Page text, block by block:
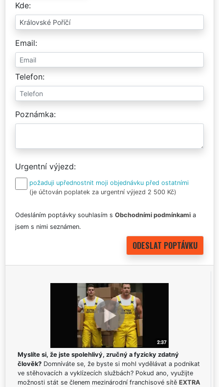
Kde
Email
Telefon
Poznámka
Urgentní výjezd
požaduji upřednostnit moji objednávku před ostatními
(je účtován poplatek za urgentní výjezd 2 500 Kč)
Odesláním poptávky souhlasím s Obchodními podmínkami a
jsem s nimi seznámen.
Myslíte si, že jste spolehlivý, zručný a fyzicky zdatný
člověk? Domníváte se, že byste si mohl vydělávat a podnikat
ve stěhovacích a vyklízecích službách? Pokud ano, využijte
možnosti stát se členem mezinárodní franchisové sítě EXTRA